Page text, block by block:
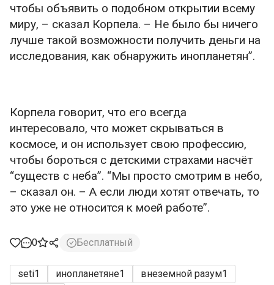
чтобы объявить о подобном открытии всему
миру, – сказал Корпела. – Не было бы ничего
лучше такой возможности получить деньги на
исследования, как обнаружить инопланетян”.
Корпела говорит, что его всегда
интересовало, что может скрываться в
космосе, и он использует свою профессию,
чтобы бороться с детскими страхами насчёт
“существ с неба”. “Мы просто смотрим в небо,
– сказал он. – А если люди хотят отвечать, то
это уже не относится к моей работе”.
0 Бесплатный
seti1 инопланетяне1 внеземной разум1